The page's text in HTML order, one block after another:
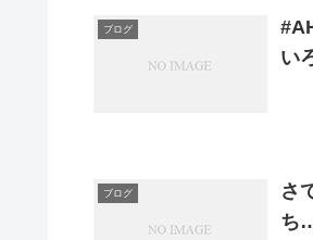
ブログ
い
ブログ
さ
ち